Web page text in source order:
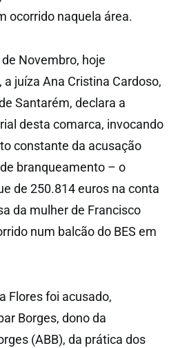
ocorrido naquela área.
Novembro, hoje
juíza Ana Cristina Cardoso,
Santarém, declara a
desta comarca, invocando
constante da acusação
branqueamento – o
de 250.814 euros na conta
da mulher de Francisco
num balcão do BES em
Flores foi acusado,
Borges, dono da
(ABB), da prática dos